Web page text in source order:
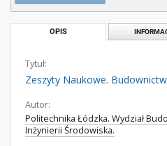
OPIS
Tytuł:
Zeszyty Naukowe.
Autor:
Politechnika Łódzka. Wydział
Inżynierii Środowiska.